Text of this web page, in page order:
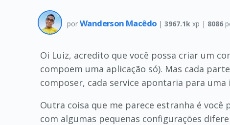
por Wanderson Macêdo | 3967.1k xp | 8086
Oi Luiz, acredito que você possa criar um
compoem uma aplicação só). Mas cada
composer, cada service apontaria para
Outra coisa que me parece estranha é
com algumas pequenas configurações